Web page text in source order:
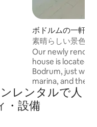
ボドルムの一軒家
素晴らしい景色を
の家
Our newly
house is located
Bodrum, just
marina, and the
stylish apartment
view terrace
the Aegean sea,
レンタルで人
・設備